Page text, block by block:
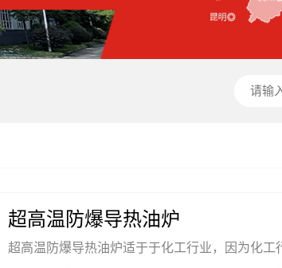
超高温防爆导热油炉
超高温防爆导热油炉适于于化工行业，因为化工